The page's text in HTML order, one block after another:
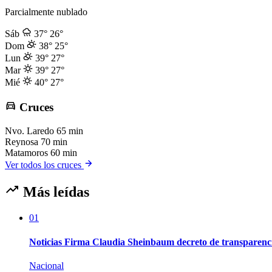
Parcialmente nublado
Sáb 37° 26°
Dom
38° 25°
Lun
39° 27°
Mar
39° 27°
Mié
40° 27°
Cruces
Nvo. Laredo 65 min
Reynosa 70 min
Matamoros 60 min
Ver todos los cruces
Más leídas
01
Noticias Firma Claudia Sheinbaum decreto de
Nacional